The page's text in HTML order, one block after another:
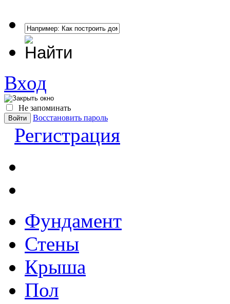
Вход
Не запоминать
Восстановить пароль
Регистрация
Фундамент
Стены
Крыша
Пол